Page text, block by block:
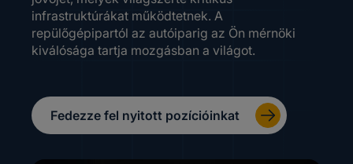
infrastruktúrákat működtetnek. A
repülőgépipartól az autóiparig az Ön mérnöki
kiválósága tartja mozgásban a világot.
Fedezze fel nyitott pozícióinkat